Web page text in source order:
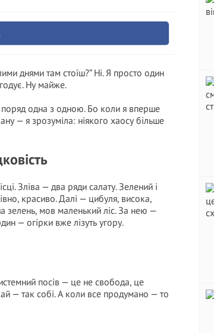
днями там стоїш?” Ні. Я просто один
Ну майже.
одна з одною. Бо коли я вперше
— я зрозуміла: ніякого хаосу більше
Зліва — два ряди салату. Зелений і
красиво. Далі — цибуля, висока,
мов маленький ліс. За нею —
— огірки вже лізуть угору.
посів — це не свобода, це
— так собі. А коли все продумано — то